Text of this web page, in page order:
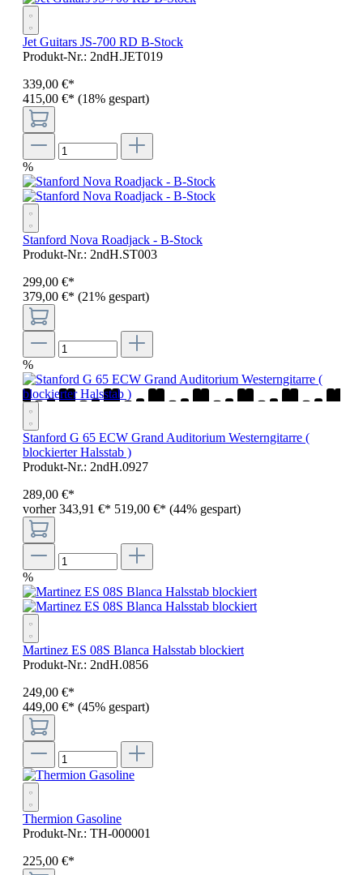
Jet Guitars JS-700 RD B-Stock
Produkt-Nr.: 2ndH.JET019
339,00 €*
415,00 €* (18% gespart)
%
Stanford Nova Roadjack - B-Stock
Produkt-Nr.: 2ndH.ST003
299,00 €*
379,00 €* (21% gespart)
%
Stanford G 65 ECW Grand Auditorium Westerngitarre (
blockierter Halsstab )
Produkt-Nr.: 2ndH.0927
289,00 €*
vorher 343,91 €* 519,00 €* (44% gespart)
%
Martinez ES 08S Blanca Halsstab blockiert
Produkt-Nr.: 2ndH.0856
249,00 €*
449,00 €* (45% gespart)
Thermion Gasoline
Produkt-Nr.: TH-000001
225,00 €*